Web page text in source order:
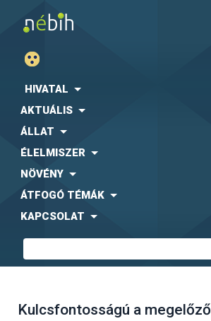
HIVATAL
AKTUÁLIS
ÁLLAT
ÉLELMISZER
NÖVÉNY
ÁTFOGÓ TÉMÁK
KAPCSOLAT
Kulcsfontosságú a megelőző